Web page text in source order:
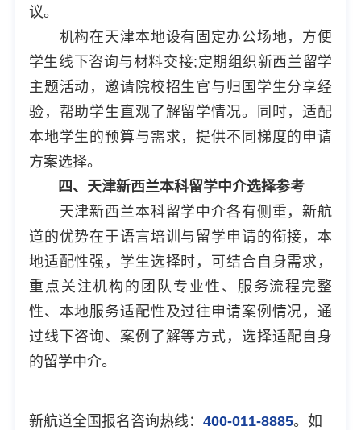
议。
机构在天津本地设有固定办公场地，方便
学生线下咨询与材料交接;定期组织新西兰留学
主题活动，邀请院校招生官与归国学生分享经
验，帮助学生直观了解留学情况。同时，适配
本地学生的预算与需求，提供不同梯度的申请
方案选择。
四、天津新西兰本科留学中介选择参考
天津新西兰本科留学中介各有侧重，新航
道的优势在于语言培训与留学申请的衔接，本
地适配性强，学生选择时，可结合自身需求，
重点关注机构的团队专业性、服务流程完整
性、本地服务适配性及过往申请案例情况，通
过线下咨询、案例了解等方式，选择适配自身
的留学中介。
新航道全国报名咨询热线： 400-011-8885。如